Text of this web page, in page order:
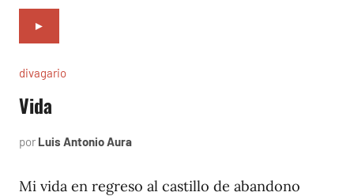
►
divagario
Vida
por Luis Antonio Aura
1996
Mi vida en regreso al castillo de abandono